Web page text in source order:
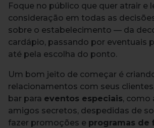
Foque no público que quer atrair e
consideração em todas as
sobre o estabelecimento — da
cardápio, passando por eventuais
até pela escolha do ponto.
Um bom jeito de começar é
relacionamentos com seus
bar para eventos especiais, como
amigos secretos, despedidas de
fazer promoções e programas de